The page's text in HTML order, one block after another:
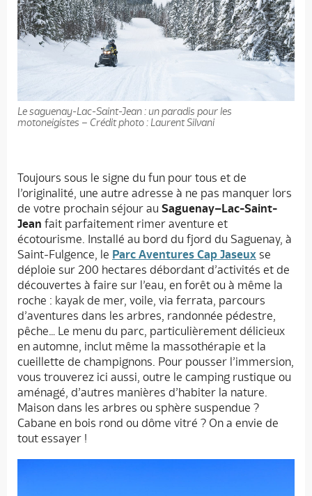
Le saguenay-Lac-Saint-Jean : un paradis pour les
motoneigistes – Crédit photo : Laurent Silvani
Toujours sous le signe du fun pour tous et de
l’originalité, une autre adresse à ne pas manquer lors
de votre prochain séjour au Saguenay–Lac-Saint-
Jean fait parfaitement rimer aventure et
écotourisme. Installé au bord du fjord du Saguenay, à
Saint-Fulgence, le Parc Aventures Cap Jaseux se
déploie sur 200 hectares débordant d’activités et de
découvertes à faire sur l’eau, en forêt ou à même la
roche : kayak de mer, voile, via ferrata, parcours
d’aventures dans les arbres, randonnée pédestre,
pêche… Le menu du parc, particulièrement délicieux
en automne, inclut même la massothérapie et la
cueillette de champignons. Pour pousser l’immersion,
vous trouverez ici aussi, outre le camping rustique ou
aménagé, d’autres manières d’habiter la nature.
Maison dans les arbres ou sphère suspendue ?
Cabane en bois rond ou dôme vitré ? On a envie de
tout essayer !